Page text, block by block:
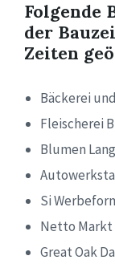
Folgende
der
Zeiten
Bäckerei
Fleischerei
Blumen
Si
Netto Markt
Great Oak